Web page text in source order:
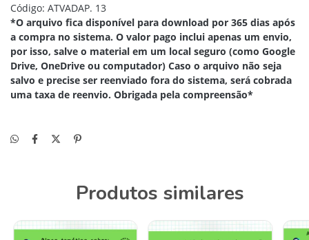
Código: ATVADAP. 13
*O arquivo fica disponível para download por 365 dias após
a compra no sistema. O valor pago inclui apenas um envio,
por isso, salve o material em um local seguro (como Google
Drive, OneDrive ou computador) Caso o arquivo não seja
salvo e precise ser reenviado fora do sistema, será cobrada
uma taxa de reenvio. Obrigada pela compreensão*
Produtos similares